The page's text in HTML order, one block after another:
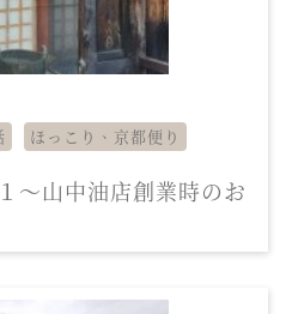
ほっこり、京都便り
～山中油店創業時のお